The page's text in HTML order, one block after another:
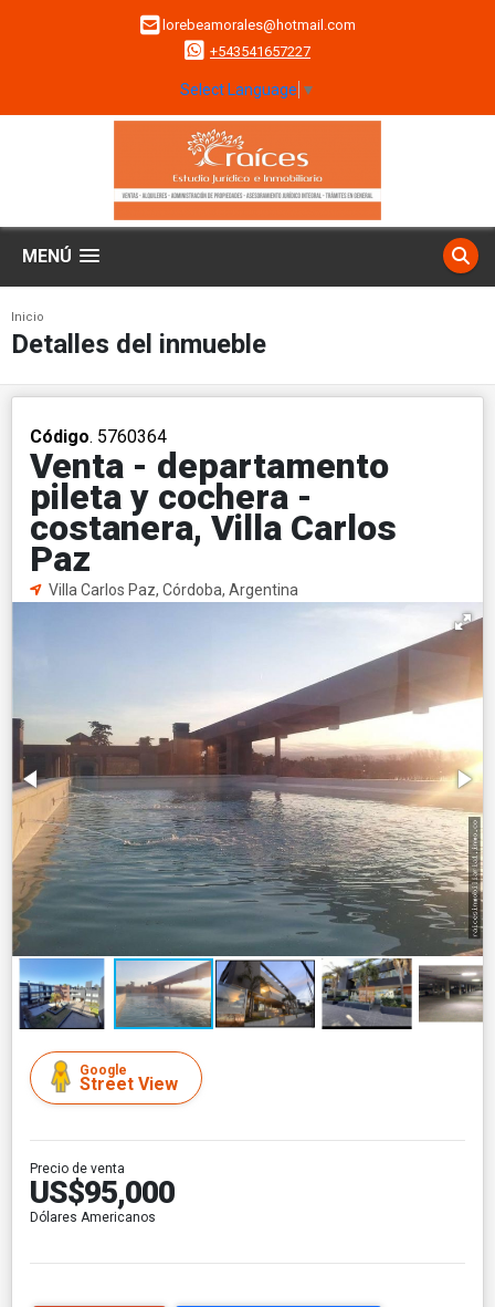
lorebeamorales@hotmail.com
+543541657227
Select Language ▼
MENÚ
Inicio
Detalles del inmueble
Código. 5760364
Venta - departamento
pileta y cochera -
costanera, Villa Carlos
Paz
Villa Carlos Paz, Córdoba, Argentina
Google
Street View
Precio de venta
US$95,000
Dólares Americanos